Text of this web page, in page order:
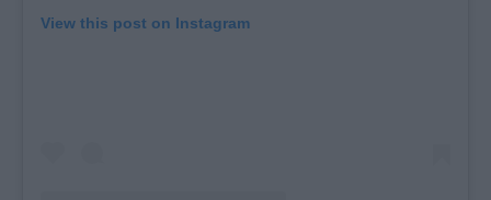
View this post on Instagram